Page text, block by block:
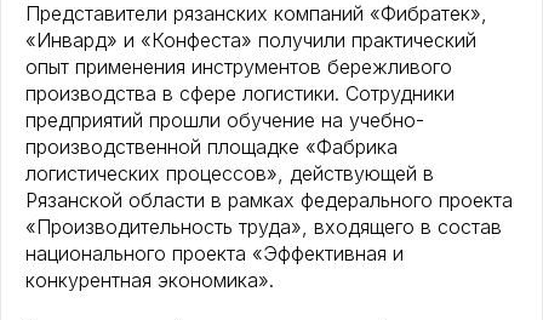
Представители рязанских компаний «Фибратек»,
«Инвард» и «Конфеста» получили практический
опыт применения инструментов бережливого
производства в сфере логистики. Сотрудники
предприятий прошли обучение на учебно-
производственной площадке «Фабрика
логистических процессов», действующей в
Рязанской области в рамках федерального проекта
«Производительность труда», входящего в состав
национального проекта «Эффективная и
конкурентная экономика».